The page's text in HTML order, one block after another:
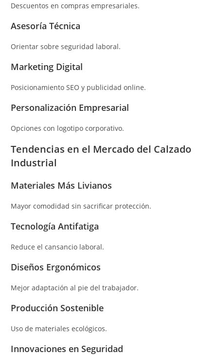
Descuentos en compras empresariales.
Asesoría Técnica
Orientar sobre seguridad laboral.
Marketing Digital
Posicionamiento SEO y publicidad online.
Personalización Empresarial
Opciones con logotipo corporativo.
Tendencias en el Mercado del Calzado
Industrial
Materiales Más Livianos
Mayor comodidad sin sacrificar protección.
Tecnología Antifatiga
Reduce el cansancio laboral.
Diseños Ergonómicos
Mejor adaptación al pie del trabajador.
Producción Sostenible
Uso de materiales ecológicos.
Innovaciones en Seguridad